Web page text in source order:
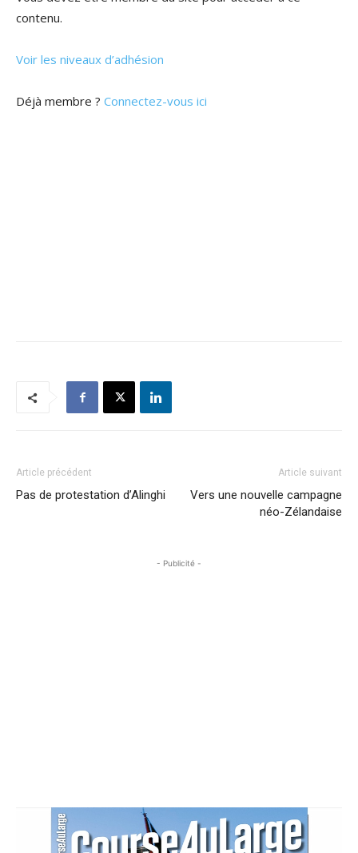
contenu.
Voir les niveaux d’adhésion
Déjà membre ? Connectez-vous ici
Article précédent
Pas de protestation d’Alinghi
Article suivant
Vers une nouvelle campagne
néo-Zélandaise
- Publicité -